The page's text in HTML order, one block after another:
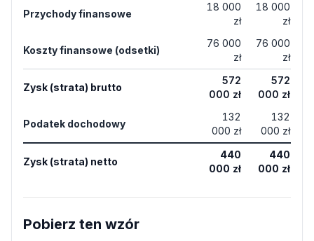
Przychody finansowe
18 000
zł
18 000
zł
Koszty finansowe (odsetki)
76 000
zł
76 000
zł
Zysk (strata) brutto
572
000 zł
572
000 zł
Podatek dochodowy
132
000 zł
132
000 zł
Zysk (strata) netto
440
000 zł
440
000 zł
Pobierz ten wzór